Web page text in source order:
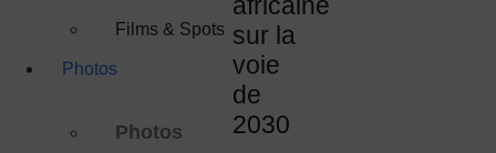
Films & Spots
Photos
Photos
sur la
voie
de
2030